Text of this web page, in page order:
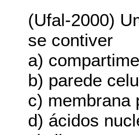
(Ufal-2000)
se contiver
a)
b) parede
c) membrana
d) ácidos